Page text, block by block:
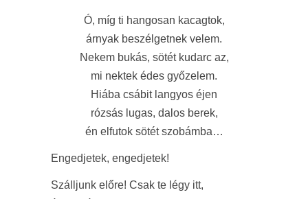
Ó, míg ti hangosan kacagtok,
árnyak beszélgetnek velem.
Nekem bukás, sötét kudarc az,
mi nektek édes győzelem.
Hiába csábit langyos éjen
rózsás lugas, dalos berek,
én elfutok sötét szobámba…
Engedjetek, engedjetek!
Szálljunk előre! Csak te légy itt,